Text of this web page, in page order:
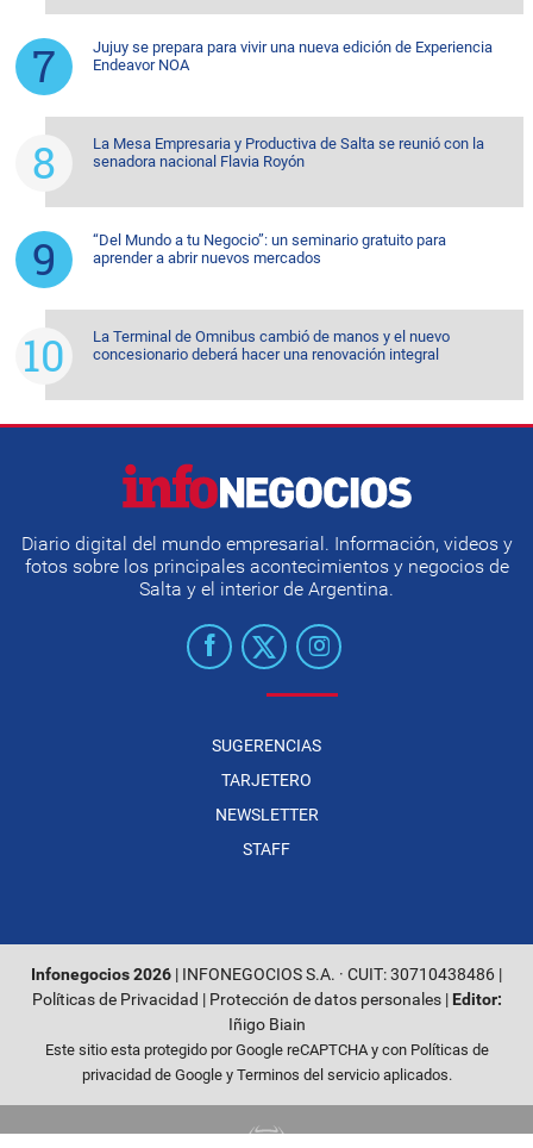
Jujuy se prepara para vivir una nueva edición de Experiencia
Endeavor NOA
La Mesa Empresaria y Productiva de Salta se reunió con la
senadora nacional Flavia Royón
“Del Mundo a tu Negocio”: un seminario gratuito para
aprender a abrir nuevos mercados
La Terminal de Omnibus cambió de manos y el nuevo
concesionario deberá hacer una renovación integral
Diario digital del mundo empresarial. Información, videos y
fotos sobre los principales acontecimientos y negocios de
Salta y el interior de Argentina.
SUGERENCIAS
TARJETERO
NEWSLETTER
STAFF
Infonegocios 2026 | INFONEGOCIOS S.A. · CUIT: 30710438486 |
Políticas de Privacidad | Protección de datos personales| Editor:
Iñigo Biain
Este sitio esta protegido por Google reCAPTCHA y con Políticas de
privacidad de Googley Terminos del servicioaplicados.